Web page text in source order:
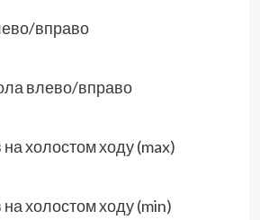
вправо
влево/вправо
холостом ходу (max)
холостом ходу (min)